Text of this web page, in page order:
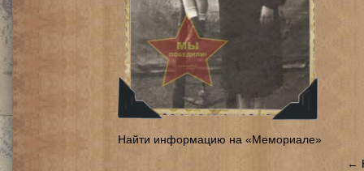
Найти информацию на «Мемориале»
←